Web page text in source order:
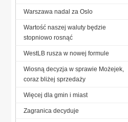
Warszawa nadal za Oslo
Wartość naszej waluty będzie
stopniowo rosnąć
WestLB rusza w nowej formule
Wiosną decyzja w sprawie Możejek,
coraz bliżej sprzedaży
Więcej dla gmin i miast
Zagranica decyduje